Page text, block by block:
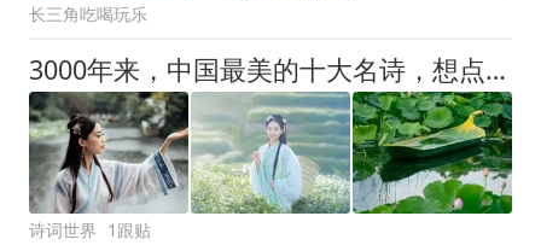
长三角吃喝玩乐
3000年来，中国最美的十大名诗，想点100个赞
诗词世界 1跟贴